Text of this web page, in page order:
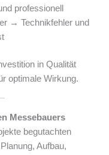
professionell
→ Technikfehler und
in Qualität
optimale Wirkung.
Messebauers
begutachten
Planung, Aufbau,